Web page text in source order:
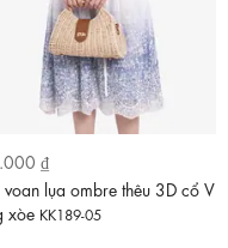
₫
lụa ombre thêu 3D cổ V
xòe KK189-05